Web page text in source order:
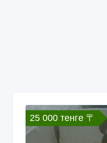
25 000 тенге 〒